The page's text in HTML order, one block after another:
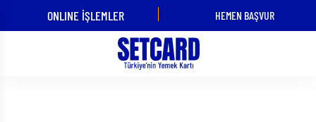
ÜYE İŞ YERİ
OLMAK
KART
KULLANMAK
ONLINE İŞLEMLER HEMEN BAŞVUR